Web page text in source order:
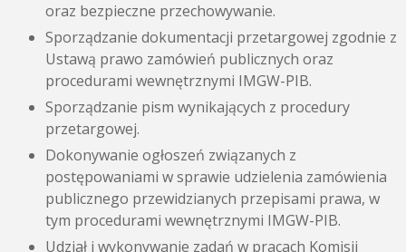
oraz bezpieczne przechowywanie.
Sporządzanie dokumentacji przetargowej zgodnie z
Ustawą prawo zamówień publicznych oraz
procedurami wewnętrznymi IMGW-PIB.
Sporządzanie pism wynikających z procedury
przetargowej.
Dokonywanie ogłoszeń związanych z
postępowaniami w sprawie udzielenia zamówienia
publicznego przewidzianych przepisami prawa, w
tym procedurami wewnętrznymi IMGW-PIB.
Udział i wykonywanie zadań w pracach Komisji